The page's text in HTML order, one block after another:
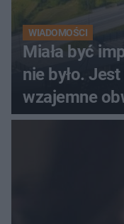
WIADOMOŚCI
Miała być
nie było.
wzajemne
Peak